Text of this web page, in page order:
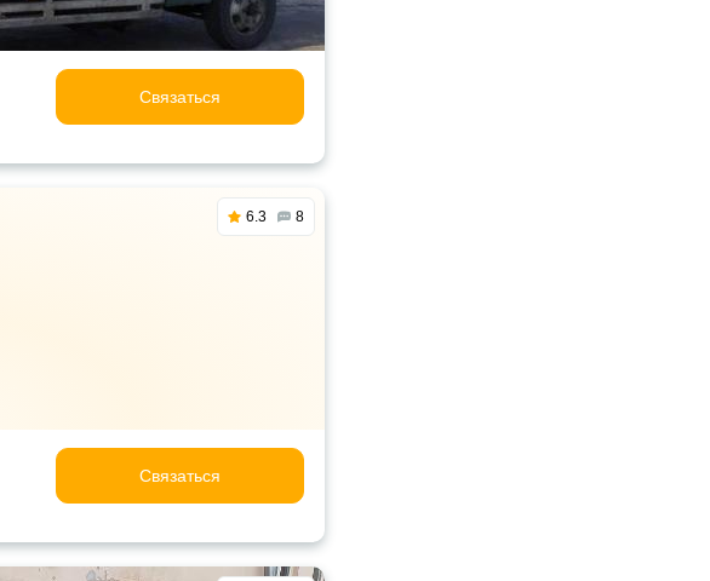
Связаться
6.3 8
Связаться